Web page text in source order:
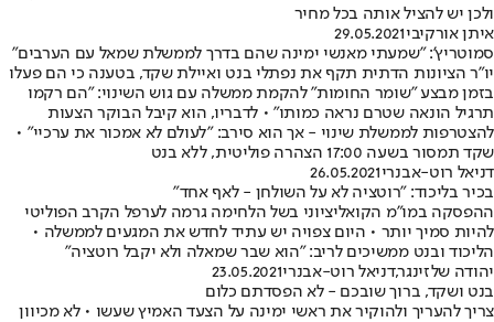
ולכן יש להציל אותה בכל מחיר
איתן אורקיבי29.05.2021
סמוטריץ': "שמעתי מאנשי ימינה שהם בדרך לממשלת שמאל עם הערבים"
יו"ר הציונות הדתית תקף את נפתלי בנט ואיילת שקד, בטענה כי הם פעלו
בזמן מבצע "שומר החומות" להקמת ממשלה עם גוש השינוי: "הם רקמו
תרגיל הונאה שטרם נראה כמותו" • לדבריו, הוא קיבל הבוקר הצעות
להצטרפות לממשלת שינוי - אך הוא סירב: "לעולם לא אמכור את ערכיי" •
שקד תמסור בשעה 17:00 הצהרה פוליטית, ללא בנט
דניאל רוט-אבנרי26.05.2021
בכיר בליכוד: "רוטציה לא על השולחן - לאף אחד"
ההפסקה במו"מ הקואליציוני בשל הלחימה גרמה לערפל הקרב הפוליטי
להיות סמיך יותר • היום צפויה יש עתיד לחדש את המגעים לממשלה •
הליכוד ובנט ממשיכים לריב: "הוא שבר שמאלה ולא יקבל רוטציה"
יהודה שלזינגר,דניאל רוט-אבנרי23.05.2021
בנט ושקד, ברוך שובכם - לא הפסדתם כלום
צריך להעריך ולהוקיר את ראשי ימינה על הצעד האמיץ שעשו • לא מכיוון